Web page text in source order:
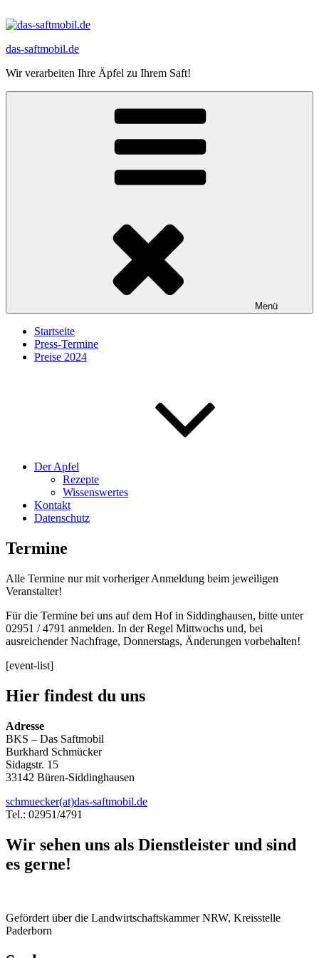
Inhalt
das-saftmobil.de
Wir verarbeiten Ihre Äpfel zu Ihrem Saft!
Menü
Startseite
Press-Termine
Preise 2024
Der Apfel
Rezepte
Wissenswertes
Kontakt
Datenschutz
Termine
Alle Termine nur mit vorheriger Anmeldung beim jeweiligen
Veranstalter!
Für die Termine bei uns auf dem Hof in Siddinghausen, bitte unter
02951 / 4791 anmelden. In der Regel Mittwochs und, bei
ausreichender Nachfrage, Donnerstags, Änderungen vorbehalten!
[event-list]
Hier findest du uns
Adresse
BKS – Das Saftmobil
Burkhard Schmücker
Sidagstr. 15
33142 Büren-Siddinghausen
schmuecker(at)das-saftmobil.de
Tel.: 02951/4791
Wir sehen uns als Dienstleister und sind
es gerne!
Gefördert über die Landwirtschaftskammer NRW, Kreisstelle
Paderborn